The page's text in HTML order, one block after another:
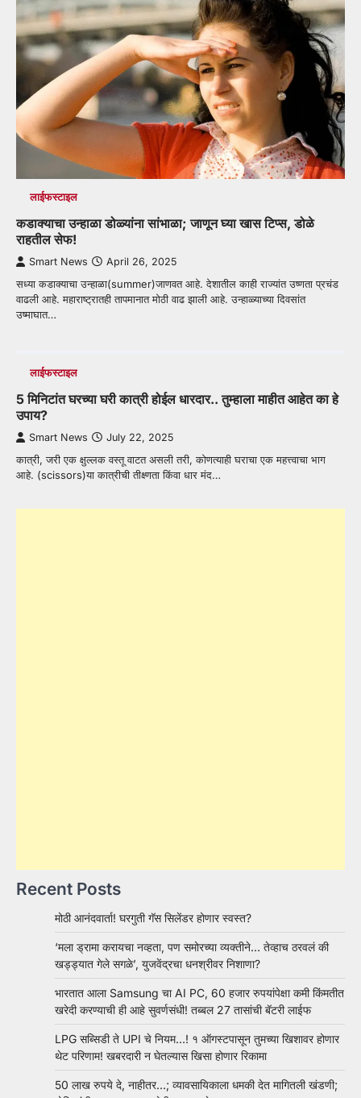
लाईफस्टाइल
कडाक्याचा उन्हाळा डोळ्यांना सांभाळा; जाणून घ्या खास टिप्स, डोळे
राहतील सेफ!
Smart News April 26, 2025
सध्या कडाक्याचा उन्हाळा(summer)जाणवत आहे. देशातील काही राज्यांत उष्णता प्रचंड
वाढली आहे. महाराष्ट्रातही तापमानात मोठी वाढ झाली आहे. उन्हाळ्याच्या दिवसांत
उष्माघात…
लाईफस्टाइल
5 मिनिटांत घरच्या घरी कात्री होईल धारदार.. तुम्हाला माहीत आहेत का हे
उपाय?
Smart News July 22, 2025
कात्री, जरी एक क्षुल्लक वस्तू वाटत असली तरी, कोणत्याही घराचा एक महत्त्वाचा भाग
आहे. (scissors)या कात्रीची तीक्ष्णता किंवा धार मंद…
Recent Posts
मोठी आनंदवार्ता! घरगुती गॅस सिलेंडर होणार स्वस्त?
‘मला ड्रामा करायचा नव्हता, पण समोरच्या व्यक्तीने… तेव्हाच ठरवलं की
खड्ड्यात गेले सगळे’, युजवेंद्रचा धनश्रीवर निशाणा?
भारतात आला Samsung चा AI PC, 60 हजार रुपयांपेक्षा कमी किंमतीत
खरेदी करण्याची ही आहे सुवर्णसंधी! तब्बल 27 तासांची बॅटरी लाईफ
LPG सब्सिडी ते UPI चे नियम…! १ ऑगस्टपासून तुमच्या खिशावर होणार
थेट परिणाम! खबरदारी न घेतल्यास खिसा होणार रिकामा
50 लाख रुपये दे, नाहीतर…; व्यावसायिकाला धमकी देत मागितली खंडणी;